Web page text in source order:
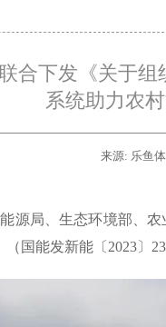
合下发《关于
系统助力农
来源: 乐鱼
源局、生态环境部、
国能发新能〔2023〕23